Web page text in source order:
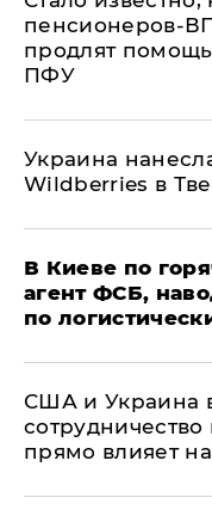
пенсионеров-
продлят
ПФУ
Украина
Wildberries в
В Киеве по
агент ФСБ,
по
США и Украина
прямо влияет